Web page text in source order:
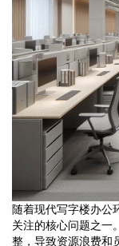
随着现代写字楼办公
关注的核心问题之一
整，导致资源浪费和